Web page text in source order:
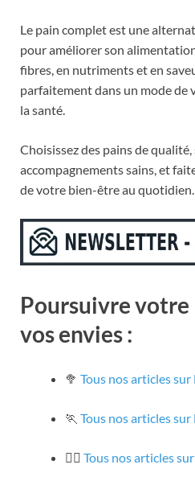
Le pain complet est une
pour améliorer son
fibres, en nutriments et en
parfaitement dans un mode de
la santé.
Choisissez des pains de
accompagnements sains, et
de votre bien-être au quotidien.
Poursuivre votre
vos envies :
🥦 Tous nos articles sur
🏃 Tous nos articles sur
🧘‍♀️ Tous nos articles